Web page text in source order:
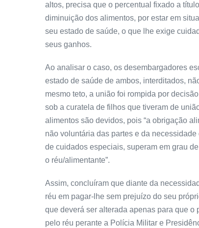
altos, precisa que o percentual fixado a
diminuição dos alimentos, por estar em
seu estado de saúde, o que lhe exige
seus ganhos.
Ao analisar o caso, os desembargadores
estado de saúde de ambos, interditados,
mesmo teto, a união foi rompida por
sob a curatela de filhos que tiveram de
alimentos são devidos, pois “a obrigação
não voluntária das partes e da
de cuidados especiais, superam em grau
o réu/alimentante”.
Assim, concluíram que diante da
réu em pagar-lhe sem prejuízo do seu
que deverá ser alterada apenas para que
pelo réu perante a Polícia Militar e